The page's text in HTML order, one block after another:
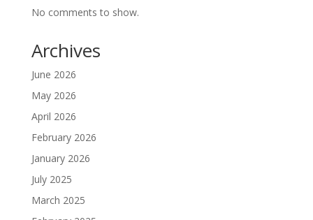
No comments to show.
Archives
June 2026
May 2026
April 2026
February 2026
January 2026
July 2025
March 2025